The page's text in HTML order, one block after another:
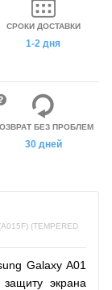
СРОКИ ДОСТАВКИ
1-2 дня
БЕЗ ПРОБЛЕМ
30 дней
(TEMPERED
Galaxy A01
экрана